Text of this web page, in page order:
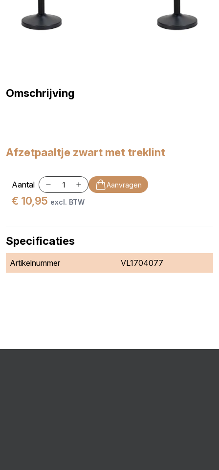
Omschrijving
Afzetpaaltje zwart met treklint
Aantal Aanvragen
€ 10,95 excl. BTW
Specificaties
Artikelnummer VL1704077